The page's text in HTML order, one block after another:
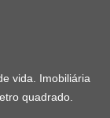
vida. Imobiliária
quadrado.